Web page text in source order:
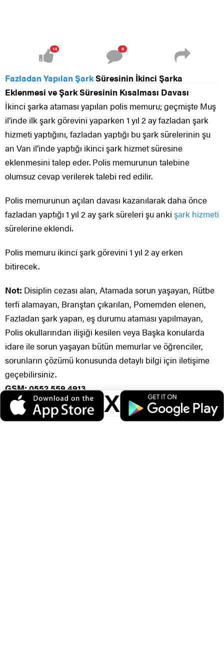
14 6
Fazladan Yapılan ŞarkSüresinin İkinci Şarka
Eklenmesi ve Şark Süresinin Kısalması Davası
İkinci şarka ataması yapılan polis memuru; geçmişte Muş
il’inde ilk şark görevini yaparken 1 yıl 2 ay fazladan şark
hizmeti yaptığını, fazladan yaptığı bu şark sürelerinin şu
an Van il’inde yaptığı ikinci şark hizmet süresine
eklenmesini talep eder. Polis memurunun talebine
olumsuz cevap verilerek talebi red edilir.
Polis memurunun açılan davası kazanılarak daha önce
fazladan yaptığı 1 yıl 2 ay şark süreleri şu anki şark hizmeti
sürelerine eklendi.
Polis memuru ikinci şark görevini 1 yıl 2 ay erken
bitirecek.
Not: Disiplin cezası alan, Atamada sorun yaşayan, Rütbe
terfi alamayan, Branştan çıkarılan, Pomemden elenen,
Fazladan şark yapan, eş durumu ataması yapılmayan,
Polis okullarından ilişiği kesilen veya Başka konularda
idare ile sorun yaşayan bütün memurlar ve öğrenciler,
sorunların çözümü konusunda detaylı bilgi için iletişime
geçebilirsiniz.
GSM: 0552 559 4913
X
Veri politikasındaki amaçlarla sınırlı ve mevzuata uygun şekilde çerez
konumlandırmaktayız. Detaylar içinveri politikamızıinceleyebilirsiniz.